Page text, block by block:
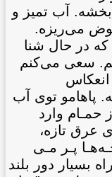
آب تميز و
می‌ريزه.
در حال شنا
سعی می‌کنم
پاهامو توی آب
حمـام وارد
عرق تازه،
پـر مـی
بسيار دور بلند